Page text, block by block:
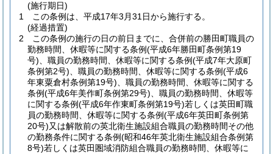
(施行期日)
1
この条例は、平成17年3月31日から施行する。
(経過措置)
2
この条例の施行の日の前日までに、合併前の勝田町職員の
勤務時間、休暇等に関する条例(平成6年勝田町条例第19
号) 、職員の勤務時間、休暇等に関する条例(平成7年大原町
条例第2号) 、職員の勤務時間、休暇等に関する条例(平成6
年東粟倉村条例第19号) 、職員の勤務時間、休暇等に関する
条例(平成6年美作町条例第29号) 、職員の勤務時間、休暇等
に関する条例(平成6年作東町条例第19号)若しくは英田町職
員の勤務時間、休暇等に関する条例(平成6年英田町条例第
20号)又は解散前の英北衛生施設組合職員の勤務時間その他
の勤務条件に関する条例(昭和46年英北衛生施設組合条例第
8号)若しくは英田圏域消防組合職員の勤務時間、休暇等に